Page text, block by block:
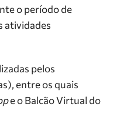
o período de
atividades
pelos
entre os quais
e o Balcão Virtual do